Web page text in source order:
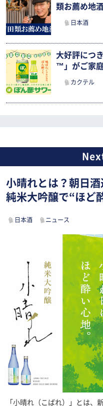
類お薦め地
日本酒
大好評につ
™」がご家
カクテル
小晴れとは？朝日
純米大吟醸で“ほど
日本酒 ニュース
「小晴れ（こばれ）」とは、